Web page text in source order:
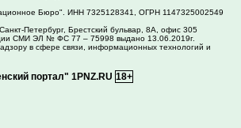
Бюро". ИНН 7325128341, ОГРН 1147325002549
Петербург, Брестский бульвар, 8А, офис 305
СМИ ЭЛ № ФС 77 – 75998 выдано 13.06.2019г.
в сфере связи, информационных технологий и
портал" 1PNZ.RU 18+